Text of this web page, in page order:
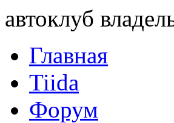
автоклуб
Главная
Tiida
Форум